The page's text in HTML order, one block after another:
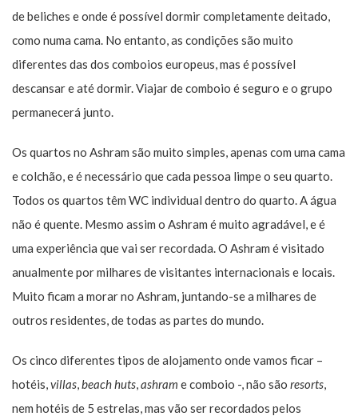
de beliches e onde é possível dormir completamente deitado,
como numa cama. No entanto, as condições são muito
diferentes das dos comboios europeus, mas é possível
descansar e até dormir. Viajar de comboio é seguro e o grupo
permanecerá junto.
Os quartos no Ashram são muito simples, apenas com uma cama
e colchão, e é necessário que cada pessoa limpe o seu quarto.
Todos os quartos têm WC individual dentro do quarto. A água
não é quente. Mesmo assim o Ashram é muito agradável, e é
uma experiência que vai ser recordada. O Ashram é visitado
anualmente por milhares de visitantes internacionais e locais.
Muito ficam a morar no Ashram, juntando-se a milhares de
outros residentes, de todas as partes do mundo.
Os cinco diferentes tipos de alojamento onde vamos ficar –
hotéis,villas,beach huts,ashram e comboio -, não são resorts,
nem hotéis de 5 estrelas, mas vão ser recordados pelos